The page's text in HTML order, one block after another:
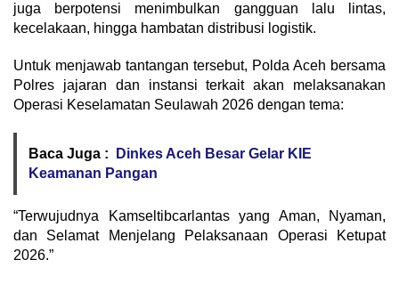
juga berpotensi menimbulkan gangguan lalu lintas,
kecelakaan, hingga hambatan distribusi logistik.
Untuk menjawab tantangan tersebut, Polda Aceh bersama
Polres jajaran dan instansi terkait akan melaksanakan
Operasi Keselamatan Seulawah 2026 dengan tema:
Baca Juga :
Dinkes Aceh Besar Gelar KIE
Keamanan Pangan
“Terwujudnya Kamseltibcarlantas yang Aman, Nyaman,
dan Selamat Menjelang Pelaksanaan Operasi Ketupat
2026.”